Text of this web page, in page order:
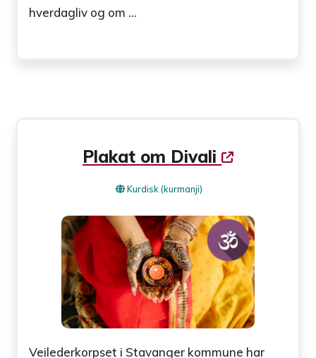
hverdagliv og om ...
Plakat om Divali
Kurdisk (kurmanji)
Veilederkorpset i Stavanger kommune har